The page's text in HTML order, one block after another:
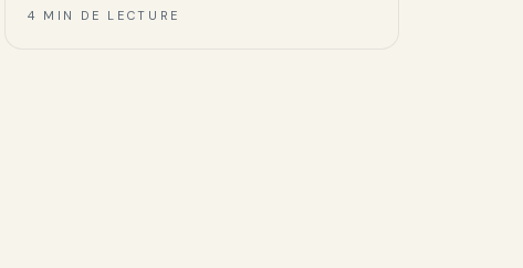
d’activité que Santé Canada recommande.
4 MIN DE LECTURE